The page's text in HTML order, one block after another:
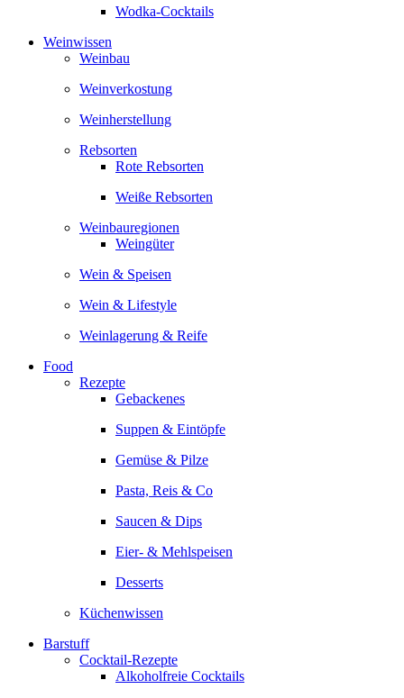
Wodka-Cocktails
Weinwissen
Weinbau
Weinverkostung
Weinherstellung
Rebsorten
Rote Rebsorten
Weiße Rebsorten
Weinbauregionen
Weingüter
Wein & Speisen
Wein & Lifestyle
Weinlagerung & Reife
Food
Rezepte
Gebackenes
Suppen & Eintöpfe
Gemüse & Pilze
Pasta, Reis & Co
Saucen & Dips
Eier- & Mehlspeisen
Desserts
Küchenwissen
Barstuff
Cocktail-Rezepte
Alkoholfreie Cocktails